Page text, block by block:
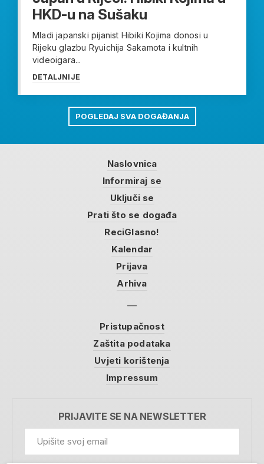
HKD-u na Sušaku
Mladi japanski pijanist Hibiki Kojima donosi u
Rijeku glazbu Ryuichija Sakamota i kultnih
videoigara...
DETALJNIJE
POGLEDAJ SVA DOGAĐANJA
Naslovnica
Informiraj se
Uključi se
Prati što se događa
ReciGlasno!
Kalendar
Prijava
Arhiva
Pristupačnost
Zaštita podataka
Uvjeti korištenja
Impressum
PRIJAVITE SE NA NEWSLETTER